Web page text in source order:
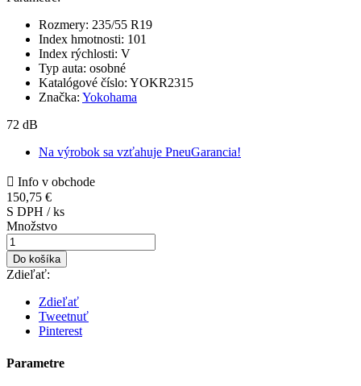
Rozmery: 235/55 R19
Index hmotnosti: 101
Index rýchlosti: V
Typ auta: osobné
Katalógové číslo: YOKR2315
Značka: Yokohama
72 dB
Na výrobok sa vzťahuje PneuGarancia!
 Info v obchode
150,75 €
S DPH / ks
Množstvo
Do košíka
Zdieľať:
Zdieľať
Tweetnuť
Pinterest
Parametre